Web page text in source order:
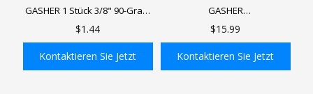
GASHER 1 Stück 3/8" 90-Grad-
Kupferkupplungswinkel mit
Kälteanlagen
$1.44
Kontaktieren Sie Jetzt
GASHER
Wasserdruckminderungsventi
1/4", Messing-
Wasserdruckregler für den
$15.99
Kontaktieren Sie Jetzt